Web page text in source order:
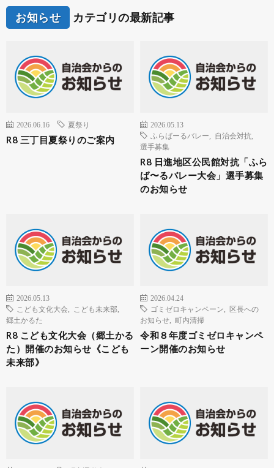
お知らせ カテゴリの最新記事
2026.06.16 夏祭り
R8 三丁目夏祭りのご案内
2026.05.13
ふらばーるバレー
自治会対抗
選手募集
R8 日進地区公民館対抗「ふら
ば〜るバレー大会」選手募集
のお知らせ
2026.05.13
こども文化大会
こども未来部
郷土かるた
R8 こども文化大会（郷土かる
た）開催のお知らせ《こども
未来部》
2026.04.24
ゴミゼロキャンペーン
区長への
お知らせ
町内清掃
令和８年度ゴミゼロキャンペ
ーン開催のお知らせ